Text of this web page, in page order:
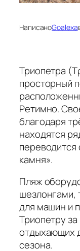
НаписаноGoalexa
Триопетра
просторный
Ретимно.
благодаря
находятся
переводится
камня».
Пляж
шезлонгами,
для машин и
Триопетру
отдыхающих
сезона.